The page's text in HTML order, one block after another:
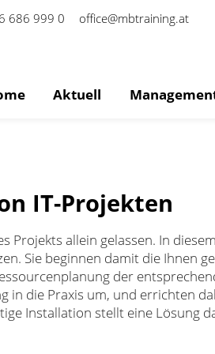
686 999 0 office@mbtraining.at
Aktuell
IT-Projekten
Projekts allein gelassen. In
Sie beginnen damit die Ihnen
der
in die Praxis um, und errichten
Installation stellt eine Lösung